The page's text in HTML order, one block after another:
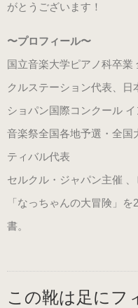
3WAY (ゴールド・本革)
数量限定商品（22.0～
3WAY (ブロンズ・本革)
数量限定商品（22.0～
がとうございます！
〜プロフィール〜
国立音楽大学ピアノ科卒
クルステーション代表、日
ショパン国際コンクール
音楽祭全国各地予選・全国
ティバル代表
セルクル・ジャパン主催
「なっちゃんの大冒険」
書。
この靴は足にフ